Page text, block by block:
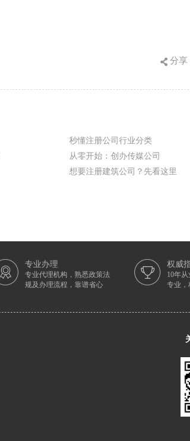
分享
秒懂注册公司行业分类
从零开始：创办传媒公司
想要注册建筑公司？先看这里
专业办理
专业代理机构，熟悉政策法
规及办理流程，靠谱省心
权威
10年
专业，